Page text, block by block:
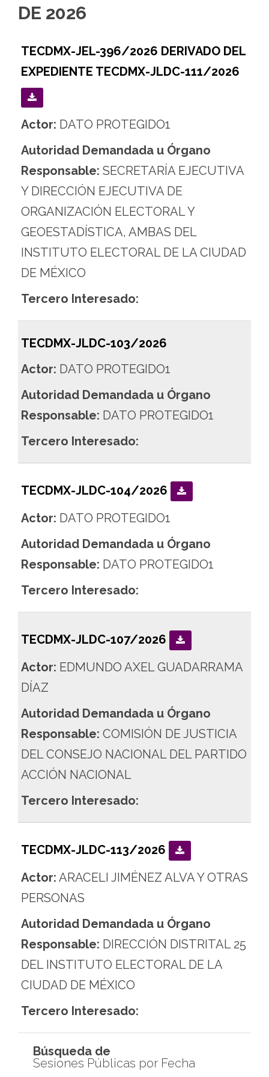
Ciudad
México
DE 2026
TECDMX-JEL-396/2026 DERIVADO DEL
EXPEDIENTE TECDMX-JLDC-111/2026
Actor: DATO PROTEGIDO1
Autoridad Demandada u Órgano
Responsable: SECRETARÍA EJECUTIVA
Y DIRECCIÓN EJECUTIVA DE
ORGANIZACIÓN ELECTORAL Y
GEOESTADÍSTICA, AMBAS DEL
INSTITUTO ELECTORAL DE LA CIUDAD
DE MÉXICO
Tercero Interesado:
TECDMX-JLDC-103/2026
Actor: DATO PROTEGIDO1
Autoridad Demandada u Órgano
Responsable: DATO PROTEGIDO1
Tercero Interesado:
TECDMX-JLDC-104/2026
Actor: DATO PROTEGIDO1
Autoridad Demandada u Órgano
Responsable: DATO PROTEGIDO1
Tercero Interesado:
TECDMX-JLDC-107/2026
Actor: EDMUNDO AXEL GUADARRAMA
DÍAZ
Autoridad Demandada u Órgano
Responsable: COMISIÓN DE JUSTICIA
DEL CONSEJO NACIONAL DEL PARTIDO
ACCIÓN NACIONAL
Tercero Interesado:
TECDMX-JLDC-113/2026
Actor: ARACELI JIMÉNEZ ALVA Y OTRAS
PERSONAS
Autoridad Demandada u Órgano
Responsable: DIRECCIÓN DISTRITAL 25
DEL INSTITUTO ELECTORAL DE LA
CIUDAD DE MÉXICO
Tercero Interesado:
Búsqueda de
Sesiones Públicas por Fecha